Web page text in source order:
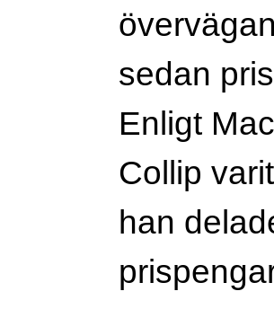
sedan
Enligt
Collip
han